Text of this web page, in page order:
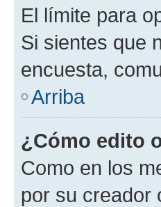
El límite para
Si sientes que
encuesta,
Arriba
¿Cómo edito
Como en los
por su creador